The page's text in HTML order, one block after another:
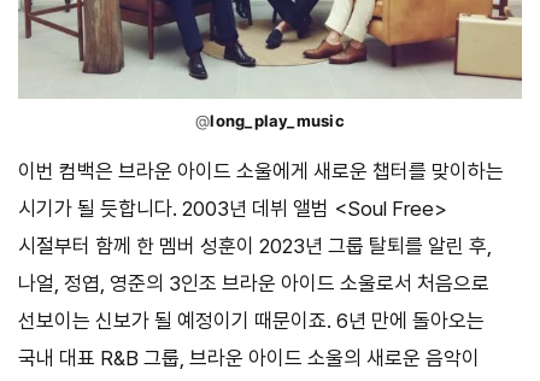
@long_play_music
이번 컴백은 브라운 아이드 소울에게 새로운 챕터를 맞이하는
시기가 될 듯합니다. 2003년 데뷔 앨범 <Soul Free>
시절부터 함께 한 멤버 성훈이 2023년 그룹 탈퇴를 알린 후,
나얼, 정엽, 영준의 3인조 브라운 아이드 소울로서 처음으로
선보이는 신보가 될 예정이기 때문이죠. 6년 만에 돌아오는
국내 대표 R&B 그룹, 브라운 아이드 소울의 새로운 음악이